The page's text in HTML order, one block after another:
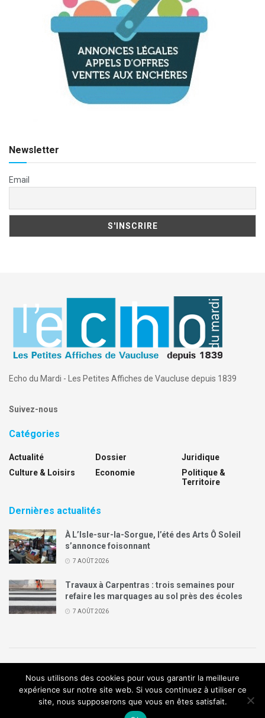
Newsletter
Email
Echo du Mardi - Les Petites Affiches de Vaucluse depuis 1839
Suivez-nous
Catégories
Actualité
Culture & Loisirs
Dossier
Economie
Juridique
Politique &
Territoire
Dernières actualités
À L’Isle-sur-la-Sorgue, l’été des Arts Ô Soleil
s’annonce foisonnant
7 AOÛT 2026
Travaux à Carpentras : trois semaines pour
refaire les marquages au sol près des écoles
7 AOÛT 2026
Politique de confidentialité Mentions légales
Contact
Annonces Legal Plus
Agence de communication
Nous utilisons des cookies pour vous garantir la meilleure
expérience sur notre site web. Si vous continuez à utiliser ce
site, nous supposerons que vous en êtes satisfait.